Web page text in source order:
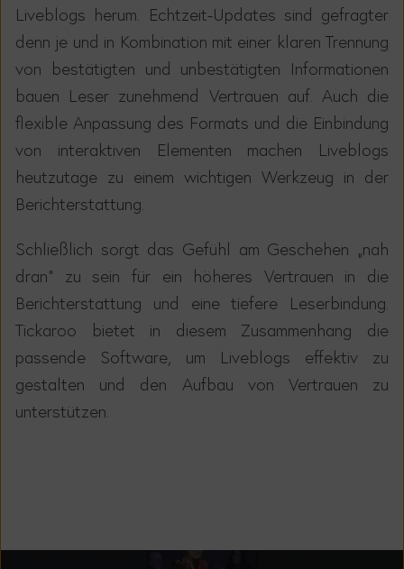
Liveblogs herum. Echtzeit-Updates sind gefragter
denn je und in Kombination mit einer klaren Trennung
von bestätigten und unbestätigten Informationen
bauen Leser zunehmend Vertrauen auf. Auch die
flexible Anpassung des Formats und die Einbindung
von interaktiven Elementen machen Liveblogs
heutzutage zu einem wichtigen Werkzeug in der
Berichterstattung.
Schließlich sorgt das Gefühl am Geschehen „nah
dran“ zu sein für ein höheres Vertrauen in die
Berichterstattung und eine tiefere Leserbindung.
Tickaroo bietet in diesem Zusammenhang die
passende Software, um Liveblogs effektiv zu
gestalten und den Aufbau von Vertrauen zu
unterstützen.